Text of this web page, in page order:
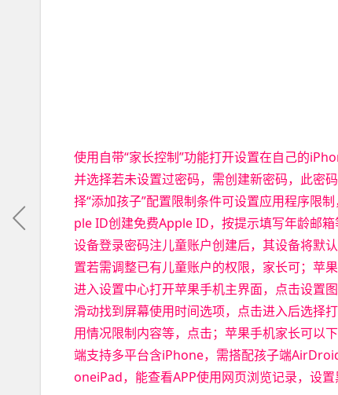
使用自带“家长控制”功能打开设置在自己的
并选择若未设置过密码，需创建新密码，此密
择“添加孩子”配置限制条件可设置应用程序限
ple ID创建免费Apple ID，按提示填写年龄邮
设备登录密码注儿童账户创建后，其设备将默
置若需调整已有儿童账户的权限，家长可；苹
进入设置中心打开苹果手机主界面，点击设置
滑动找到屏幕使用时间选项，点击进入后选择
用情况限制内容等，点击；苹果手机家长可
端支持多平台含iPhone，需搭配孩子端
oneiPad，能查看APP使用网页浏览记录，设